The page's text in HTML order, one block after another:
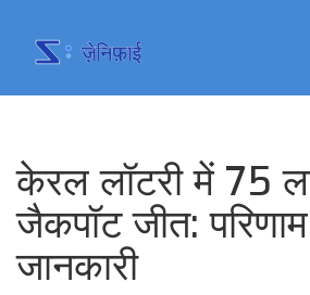
केरल लॉटरी में 75
जैकपॉट जीत:
जानकारी